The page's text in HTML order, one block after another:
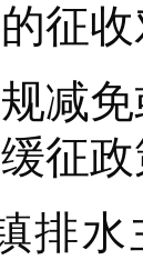
征
减
征
排